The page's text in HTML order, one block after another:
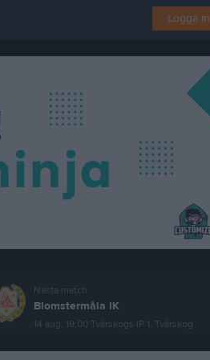
Logga in
Nästa match
Blomstermåla IK
14 aug, 19:00 Tvärskogs IP 1, Tvärskog